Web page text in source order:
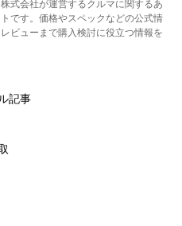
式会社が運営するクルマに関するあ
です。価格やスペックなどの公式情
ビューまで購入検討に役立つ情報を
記事